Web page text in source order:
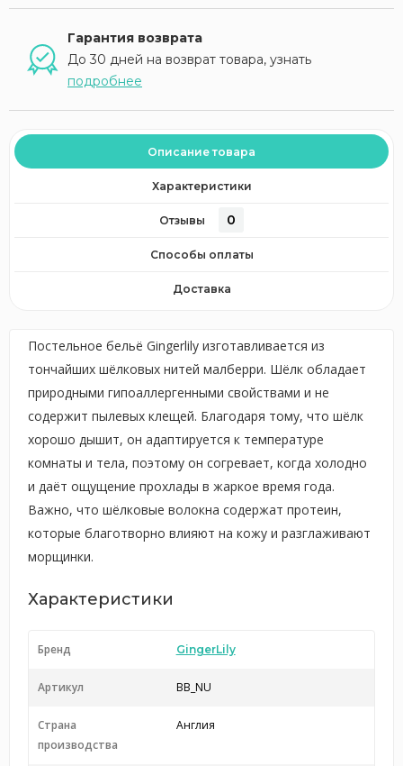
Гарантия возврата
До 30 дней на возврат товара, узнать
подробнее
Описание товара
Характеристики
Отзывы 0
Способы оплаты
Доставка
Постельное бельё Gingerlily изготавливается из
тончайших шёлковых нитей малберри. Шёлк обладает
природными гипоаллергенными свойствами и не
содержит пылевых клещей. Благодаря тому, что шёлк
хорошо дышит, он адаптируется к температуре
комнаты и тела, поэтому он согревает, когда холодно
и даёт ощущение прохлады в жаркое время года.
Важно, что шёлковые волокна содержат протеин,
которые благотворно влияют на кожу и разглаживают
морщинки.
Характеристики
Бренд GingerLily
Артикул BB_NU
Страна
производства
Англия